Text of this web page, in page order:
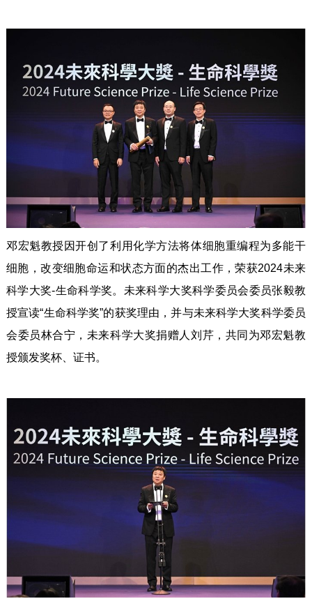
邓宏魁教授因开创了利用化学方法将体细胞重编程为多能干
细胞，改变细胞命运和状态方面的杰出工作，荣获2024未来
科学大奖-生命科学奖。未来科学大奖科学委员会委员张毅教
授宣读“生命科学奖”的获奖理由，并与未来科学大奖科学委员
会委员林合宁，未来科学大奖捐赠人刘芹，共同为邓宏魁教
授颁发奖杯、证书。